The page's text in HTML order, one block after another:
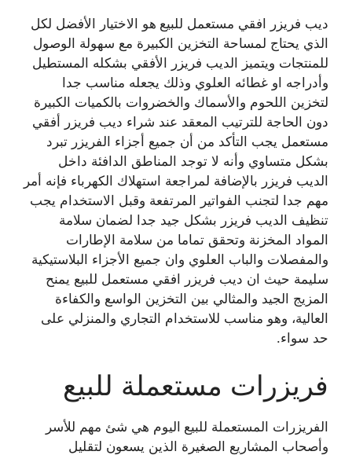
ديب فريزر افقي مستعمل للبيع هو الاختيار الأفضل لكل
الذي يحتاج لمساحة التخزين الكبيرة مع سهولة الوصول
للمنتجات ويتميز الديب فريزر الأفقي بشكله المستطيل
وأدراجه او غطائه العلوي وذلك يجعله مناسب جدا
لتخزين اللحوم والأسماك والخضروات بالكميات الكبيرة
دون الحاجة للترتيب المعقد عند شراء ديب فريزر أفقي
مستعمل يجب التأكد من أن جميع أجزاء الفريزر تبرد
بشكل متساوي وأنه لا توجد المناطق الدافئة داخل
الديب فريزر بالإضافة لمراجعة استهلاك الكهرباء فإنه أمر
مهم جدا لتجنب الفواتير المرتفعة وقبل الاستخدام يجب
تنظيف الديب فريزر بشكل جيد جدا لضمان سلامة
المواد المخزنة وتحقق تماما من سلامة الإطارات
والمفصلات والباب العلوي وان جميع الأجزاء البلاستيكية
سليمة حيث ان ديب فريزر افقي مستعمل للبيع يمنح
المزيج الجيد والمثالي بين التخزين الواسع والكفاءة
العالية، وهو مناسب للاستخدام التجاري والمنزلي على
حد سواء.
فريزرات مستعملة للبيع
الفريزرات المستعملة للبيع اليوم هي شئ مهم للأسر
وأصحاب المشاريع الصغيرة الذين يسعون لتقليل